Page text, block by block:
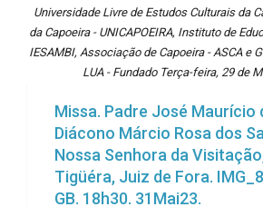
Universidade Livre de Estudos Culturais da
da Capoeira - UNICAPOEIRA, Instituto de
IESAMBI, Associação de Capoeira - ASCA e
LUA - Fundado Terça-feira, 29 de
Missa. Padre José Maurício
Diácono Márcio Rosa dos
Nossa Senhora da
Tigüéra, Juiz de Fora.
GB. 18h30. 31Mai23.